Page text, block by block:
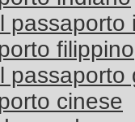
passaporto
filippino
passaporto
cinese